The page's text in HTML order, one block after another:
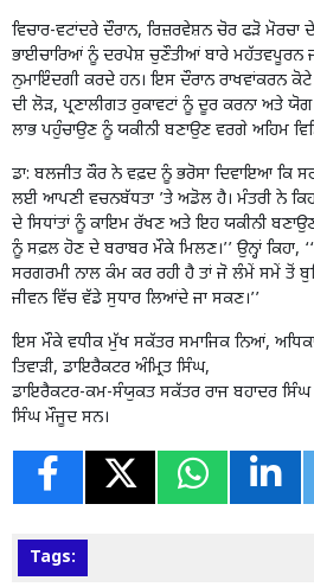
ਵਿਚਾਰ-ਵਟਾਂਦਰੇ ਦੌਰਾਨ, ਰਿਜ਼ਰਵੇਸ਼ਨ ਚੋਰ ਫੜੋ ਮੋਰਚਾ
ਭਾਈਚਾਰਿਆਂ ਨੂੰ ਦਰਪੇਸ਼ ਚੁਣੌਤੀਆਂ ਬਾਰੇ ਮਹੱਤਵਪੂਰਨ
ਨੁਮਾਇੰਦਗੀ ਕਰਦੇ ਹਨ। ਇਸ ਦੌਰਾਨ ਰਾਖਵਾਂਕਰਨ
ਦੀ ਲੋੜ, ਪ੍ਰਣਾਲੀਗਤ ਰੁਕਾਵਟਾਂ ਨੂੰ ਦੂਰ ਕਰਨਾ ਅਤੇ
ਲਾਭ ਪਹੁੰਚਾਉਣ ਨੂੰ ਯਕੀਨੀ ਬਣਾਉਣ ਵਰਗੇ ਅਹਿਮ
ਡਾ: ਬਲਜੀਤ ਕੌਰ ਨੇ ਵਫ਼ਦ ਨੂੰ ਭਰੋਸਾ ਦਿਵਾਇਆ ਕਿ
ਲਈ ਆਪਣੀ ਵਚਨਬੱਧਤਾ ’ਤੇ ਅਡੋਲ ਹੈ। ਮੰਤਰੀ ਨੇ
ਦੇ ਸਿਧਾਂਤਾਂ ਨੂੰ ਕਾਇਮ ਰੱਖਣ ਅਤੇ ਇਹ ਯਕੀਨੀ
ਨੂੰ ਸਫ਼ਲ ਹੋਣ ਦੇ ਬਰਾਬਰ ਮੌਕੇ ਮਿਲਣ।’’ ਉਨ੍ਹਾਂ ਕਿਹਾ,
ਸਰਗਰਮੀ ਨਾਲ ਕੰਮ ਕਰ ਰਹੀ ਹੈ ਤਾਂ ਜੋ ਲੰਮੇਂ ਸਮੇਂ ਤੋਂ
ਜੀਵਨ ਵਿੱਚ ਵੱਡੇ ਸੁਧਾਰ ਲਿਆਂਦੇ ਜਾ ਸਕਣ।’’
ਇਸ ਮੌਕੇ ਵਧੀਕ ਮੁੱਖ ਸਕੱਤਰ ਸਮਾਜਿਕ ਨਿਆਂ,
ਤਿਵਾੜੀ, ਡਾਇਰੈਕਟਰ ਅੰਮ੍ਰਿਤ ਸਿੰਘ,
ਡਾਇਰੈਕਟਰ-ਕਮ-ਸੰਯੁਕਤ ਸਕੱਤਰ ਰਾਜ ਬਹਾਦਰ ਸਿੰਘ
ਸਿੰਘ ਮੌਜੂਦ ਸਨ।
Tags: